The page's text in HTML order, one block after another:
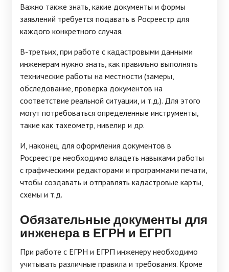
Важно также знать, какие документы и формы
заявлений требуется подавать в Росреестр для
каждого конкретного случая.
В-третьих, при работе с кадастровыми данными
инженерам нужно знать, как правильно выполнять
технические работы на местности (замеры,
обследование, проверка документов на
соответствие реальной ситуации, и т.д.). Для этого
могут потребоваться определенные инструменты,
такие как тахеометр, нивелир и др.
И, наконец, для оформления документов в
Росреестре необходимо владеть навыками работы
с графическими редакторами и программами печати,
чтобы создавать и отправлять кадастровые карты,
схемы и т.д.
Обязательные документы для
инженера в ЕГРН и ЕГРП
При работе с ЕГРН и ЕГРП инженеру необходимо
учитывать различные правила и требования. Кроме